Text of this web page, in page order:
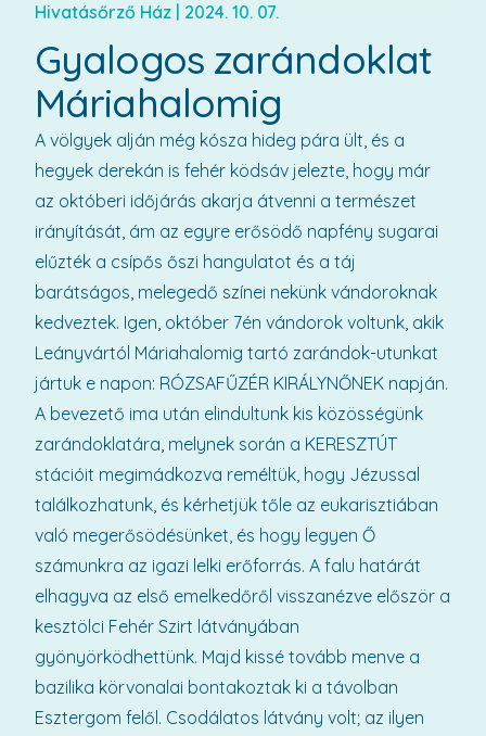
Hivatásőrző Ház 2024. 10. 07.
Gyalogos zarándoklat
Máriahalomig
A völgyek alján még kósza hideg pára ült, és a
hegyek derekán is fehér ködsáv jelezte, hogy már
az októberi időjárás akarja átvenni a természet
irányítását, ám az egyre erősödő napfény sugarai
elűzték a csípős őszi hangulatot és a táj
barátságos, melegedő színei nekünk vándoroknak
kedveztek. Igen, október 7én vándorok voltunk, akik
Leányvártól Máriahalomig tartó zarándok-utunkat
jártuk e napon: RÓZSAFŰZÉR KIRÁLYNŐNEK napján.
A bevezető ima után elindultunk kis közösségünk
zarándoklatára, melynek során a KERESZTÚT
stációit megimádkozva reméltük, hogy Jézussal
találkozhatunk, és kérhetjük tőle az eukarisztiában
való megerősödésünket, és hogy legyen Ő
számunkra az igazi lelki erőforrás. A falu határát
elhagyva az első emelkedőről visszanézve először a
kesztölci Fehér Szirt látványában
gyönyörködhettünk. Majd kissé tovább menve a
bazilika körvonalai bontakoztak ki a távolban
Esztergom felől. Csodálatos látvány volt; az ilyen